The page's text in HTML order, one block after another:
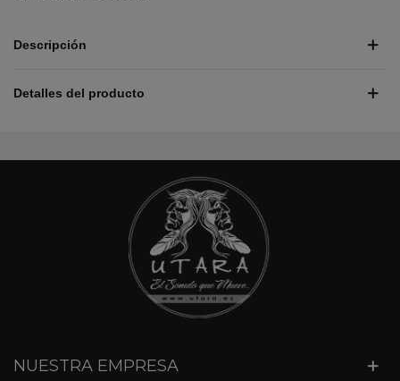
Descripción
Detalles del producto
NUESTRA EMPRESA